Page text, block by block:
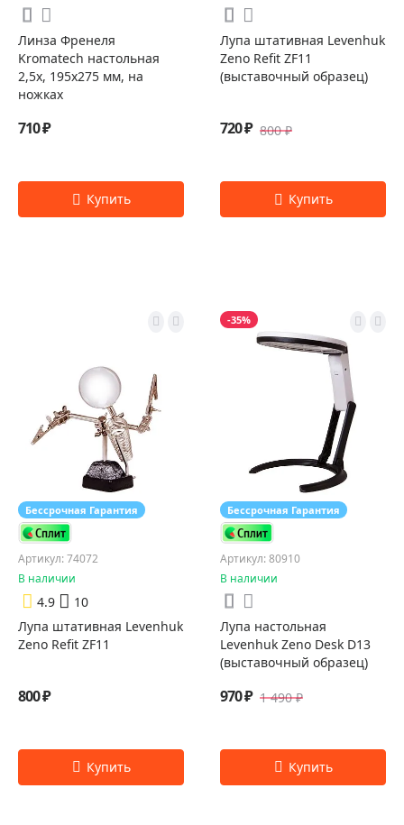
Линза Френеля
Kromatech настольная
2,5x, 195х275 мм, на
ножках
710 ₽
Лупа штативная Levenhuk
Zeno Refit ZF11
(выставочный образец)
720 ₽ 800 ₽
Бессрочная Гарантия
Артикул: 74072
В наличии
4.9
10
Лупа штативная Levenhuk
Zeno Refit ZF11
800 ₽
-35%
Бессрочная Гарантия
Артикул: 80910
В наличии
Лупа настольная
Levenhuk Zeno Desk D13
(выставочный образец)
970 ₽ 1 490 ₽